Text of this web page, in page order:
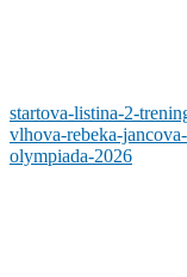
startova-listina-2-
vlhova-rebeka-
olympiada-2026